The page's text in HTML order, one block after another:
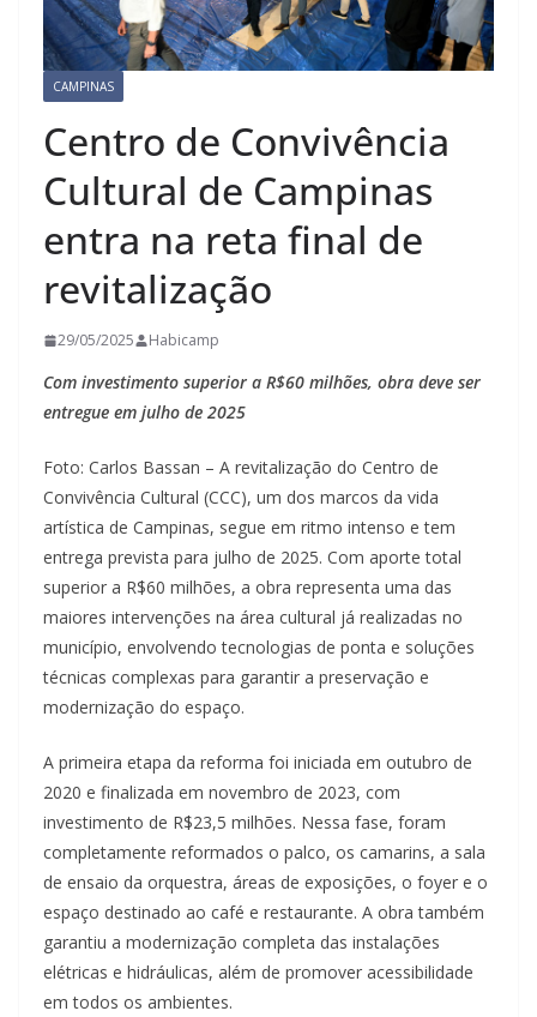
CAMPINAS
Centro de Convivência
Cultural de Campinas
entra na reta final de
revitalização
29/05/2025 Habicamp
Com investimento superior a R$60 milhões, obra deve ser
entregue em julho de 2025
Foto: Carlos Bassan – A revitalização do Centro de
Convivência Cultural (CCC), um dos marcos da vida
artística de Campinas, segue em ritmo intenso e tem
entrega prevista para julho de 2025. Com aporte total
superior a R$60 milhões, a obra representa uma das
maiores intervenções na área cultural já realizadas no
município, envolvendo tecnologias de ponta e soluções
técnicas complexas para garantir a preservação e
modernização do espaço.
A primeira etapa da reforma foi iniciada em outubro de
2020 e finalizada em novembro de 2023, com
investimento de R$23,5 milhões. Nessa fase, foram
completamente reformados o palco, os camarins, a sala
de ensaio da orquestra, áreas de exposições, o foyer e o
espaço destinado ao café e restaurante. A obra também
garantiu a modernização completa das instalações
elétricas e hidráulicas, além de promover acessibilidade
em todos os ambientes.